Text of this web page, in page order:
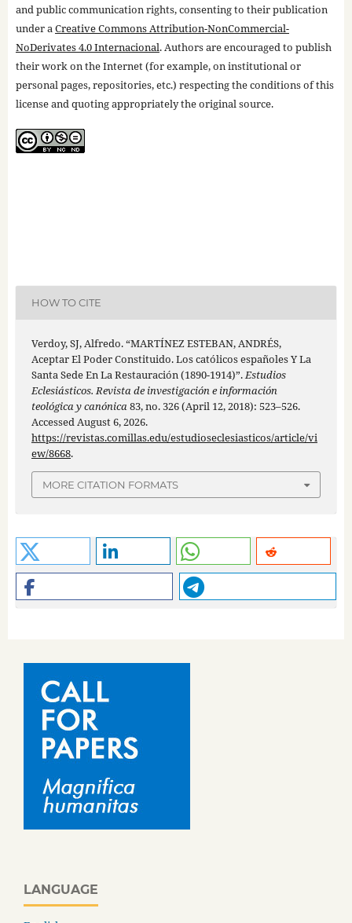
and public communication rights, consenting to their publication
under aCreative Commons Attribution-NonCommercial-
NoDerivates 4.0 Internacional. Authors are encouraged to publish
their work on the Internet (for example, on institutional or
personal pages, repositories, etc.) respecting the conditions of this
license and quoting appropriately the original source.
HOW TO CITE
Verdoy, SJ, Alfredo. “MARTÍNEZ ESTEBAN, ANDRÉS,
Aceptar El Poder Constituido. Los católicos españoles Y La
Santa Sede En La Restauración (1890-1914)”.Estudios
Eclesiásticos. Revista de investigación e información
teológica y canónica83, no. 326 (April 12, 2018): 523–526.
Accessed August 6, 2026.
https://revistas.comillas.edu/estudioseclesiasticos/article/vi
ew/8668.
MORE CITATION FORMATS
LANGUAGE